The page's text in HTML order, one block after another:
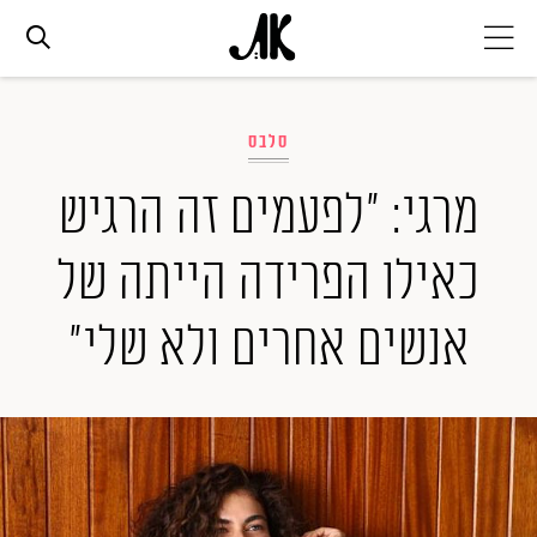
אופנה
ביוטי
סלבס
ערוצים נוספים
המגזין
סלבס
מרגי: "לפעמים זה הרגיש
כאילו הפרידה הייתה של
אנשים אחרים ולא שלי"